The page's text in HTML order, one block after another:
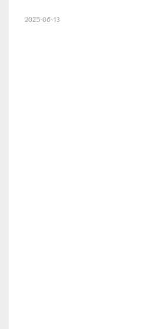
2025-06-13